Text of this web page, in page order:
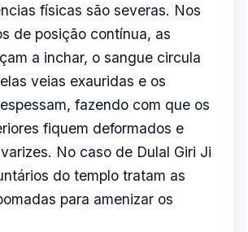
físicas são severas. Nos
de posição contínua, as
a inchar, o sangue circula
veias exauridas e os
fazendo com que os
fiquem deformados e
No caso de Dulal Giri Ji
do templo tratam as
para amenizar os